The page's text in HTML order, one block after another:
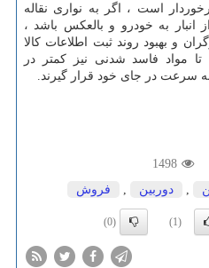
است ، اگر به نواری نقاله
به خودرو و بالعکس باشد ،
و بهبود روند ثبت اطلاعات کالا
مواد فاسد شدنی نیز کمتر در
سرعت در جای خود قرار گیرند.
1498
دوربین فروش
(1)
(0)